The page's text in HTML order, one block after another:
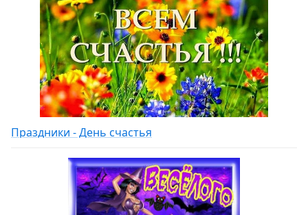
Праздники - День счастья